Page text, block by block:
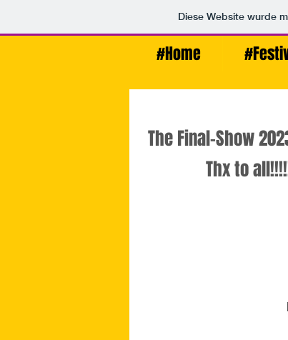
Diese Website wurde
#Home
#Home #Festival
The Final-Show
Thx to